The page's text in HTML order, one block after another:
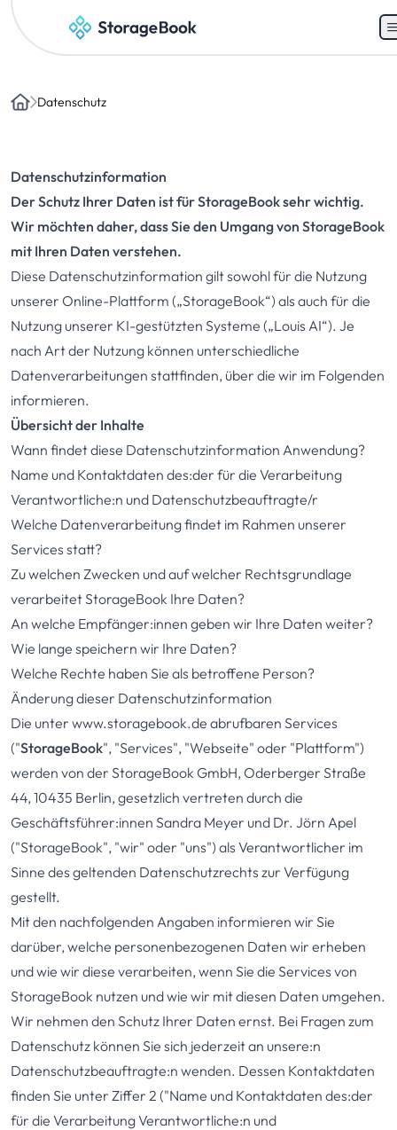
Datenschutz
Datenschutzinformation
Der Schutz Ihrer Daten ist für StorageBook sehr wichtig.
Wir möchten daher, dass Sie den Umgang von StorageBook
mit Ihren Daten verstehen.
Diese Datenschutzinformation gilt sowohl für die Nutzung
unserer Online-Plattform („StorageBook“) als auch für die
Nutzung unserer KI-gestützten Systeme („Louis AI“). Je
nach Art der Nutzung können unterschiedliche
Datenverarbeitungen stattfinden, über die wir im Folgenden
informieren.
Übersicht der Inhalte
Wann findet diese Datenschutzinformation Anwendung?
Name und Kontaktdaten des:der für die Verarbeitung
Verantwortliche:n und Datenschutzbeauftragte/r
Welche Datenverarbeitung findet im Rahmen unserer
Services statt?
Zu welchen Zwecken und auf welcher Rechtsgrundlage
verarbeitet StorageBook Ihre Daten?
An welche Empfänger:innen geben wir Ihre Daten weiter?
Wie lange speichern wir Ihre Daten?
Welche Rechte haben Sie als betroffene Person?
Änderung dieser Datenschutzinformation
Die unter www.storagebook.de abrufbaren Services
("StorageBook", "Services", "Webseite" oder "Plattform")
werden von der StorageBook GmbH, Oderberger Straße
44, 10435 Berlin, gesetzlich vertreten durch die
Geschäftsführer:innen Sandra Meyer und Dr. Jörn Apel
("StorageBook", "wir" oder "uns") als Verantwortlicher im
Sinne des geltenden Datenschutzrechts zur Verfügung
gestellt.
Mit den nachfolgenden Angaben informieren wir Sie
darüber, welche personenbezogenen Daten wir erheben
und wie wir diese verarbeiten, wenn Sie die Services von
StorageBook nutzen und wie wir mit diesen Daten umgehen.
Wir nehmen den Schutz Ihrer Daten ernst. Bei Fragen zum
Datenschutz können Sie sich jederzeit an unsere:n
Datenschutzbeauftragte:n wenden. Dessen Kontaktdaten
finden Sie unter Ziffer 2 ("Name und Kontaktdaten des:der
für die Verarbeitung Verantwortliche:n und